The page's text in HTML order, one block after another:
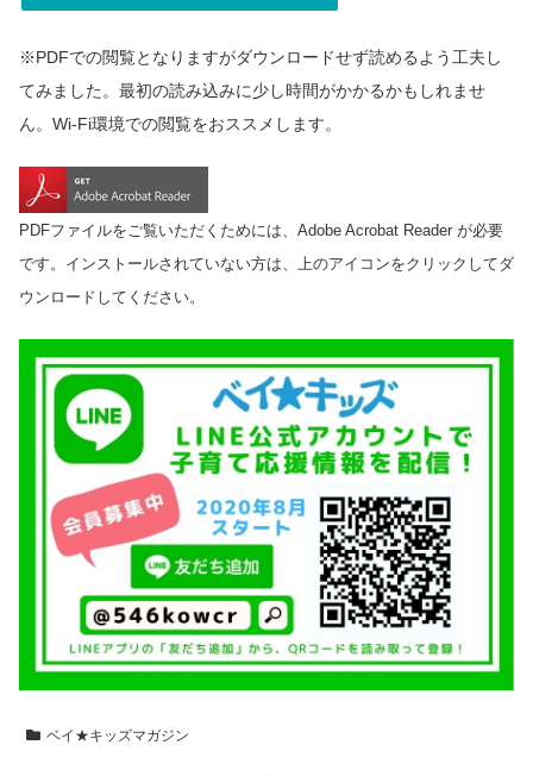
※PDFでの閲覧となりますがダウンロードせず読めるよう工夫し
てみました。最初の読み込みに少し時間がかかるかもしれませ
ん。Wi-Fi環境での閲覧をおススメします。
PDFファイルをご覧いただくためには、Adobe Acrobat Reader が必要
です。インストールされていない方は、上のアイコンをクリックしてダ
ウンロードしてください。
ベイ★キッズマガジン